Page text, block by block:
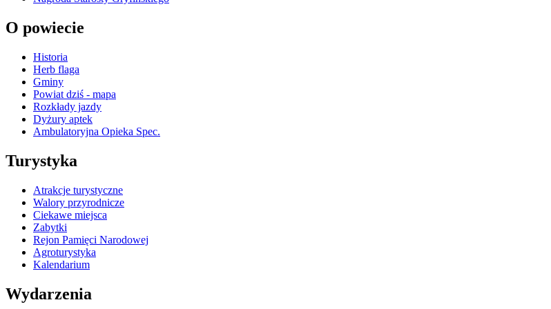
O powiecie
Historia
Herb flaga
Gminy
Powiat dziś - mapa
Rozkłady jazdy
Dyżury aptek
Ambulatoryjna Opieka Spec.
Turystyka
Atrakcje turystyczne
Walory przyrodnicze
Ciekawe miejsca
Zabytki
Rejon Pamięci Narodowej
Agroturystyka
Kalendarium
Wydarzenia